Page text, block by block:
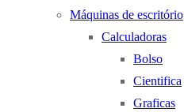
Máquinas de escritório
Calculadoras
Bolso
Cientifica
Graficas